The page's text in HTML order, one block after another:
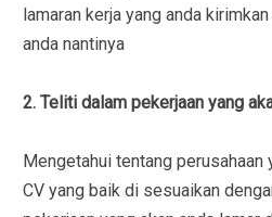
lamaran kerja yang anda
anda nantinya
2. Teliti dalam pekerjaan yang
Mengetahui tentang perusahaan
CV yang baik di sesuaikan